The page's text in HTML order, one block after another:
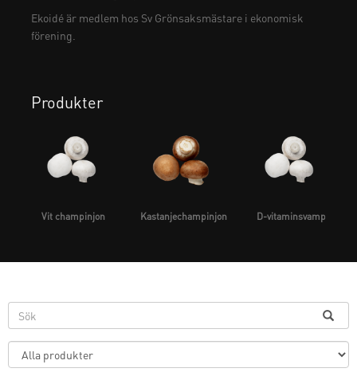
Ekoidé är medlem hos Sv Grönsaksmästare i ekonomisk
förening.
Produkter
Vit champinjon Kastanjechampinjon D-vitaminsvamp